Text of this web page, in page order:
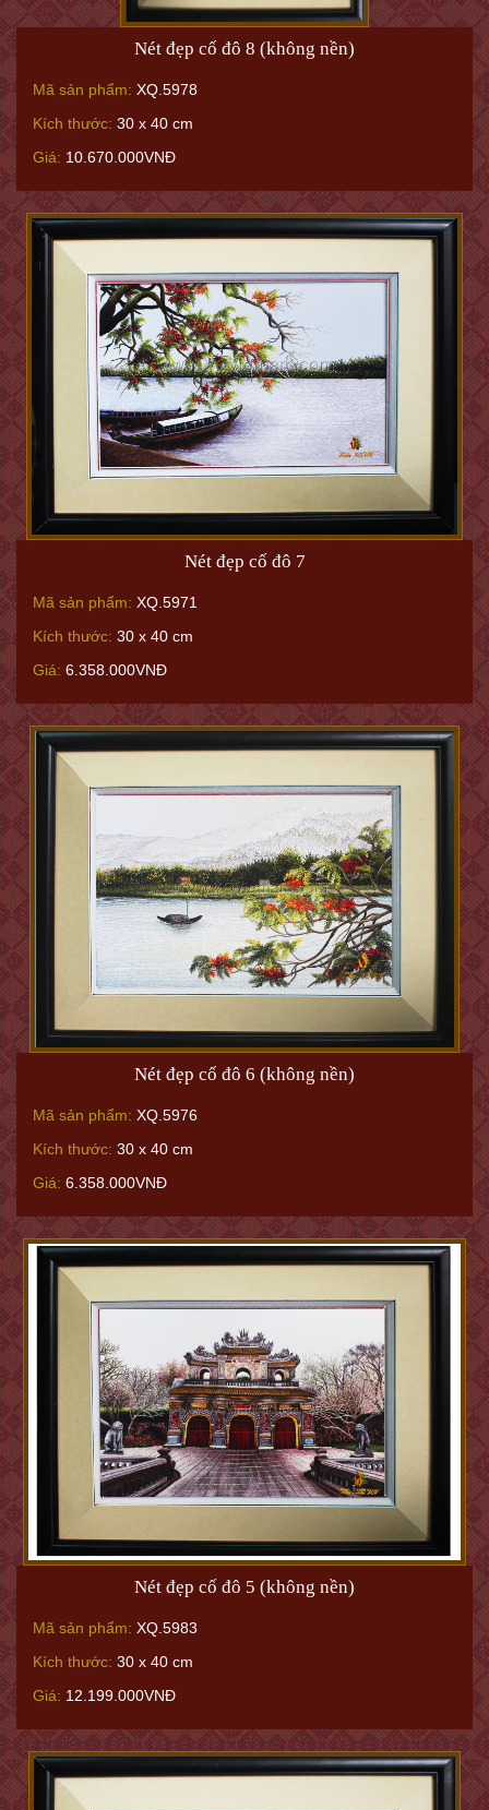
Nét đẹp cố đô 8 (không nền)
Mã sản phẩm: XQ.5978
Kích thước: 30 x 40 cm
Giá: 10.670.000VNĐ
Nét đẹp cố đô 7
Mã sản phẩm: XQ.5971
Kích thước: 30 x 40 cm
Giá: 6.358.000VNĐ
Nét đẹp cố đô 6 (không nền)
Mã sản phẩm: XQ.5976
Kích thước: 30 x 40 cm
Giá: 6.358.000VNĐ
Nét đẹp cố đô 5 (không nền)
Mã sản phẩm: XQ.5983
Kích thước: 30 x 40 cm
Giá: 12.199.000VNĐ